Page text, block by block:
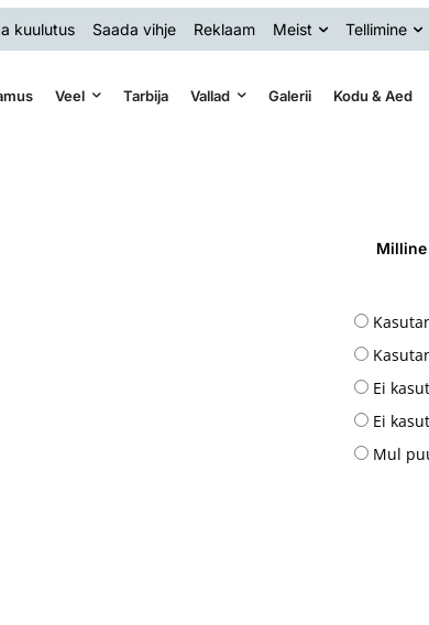
kuulutus Saada vihje Reklaam Meist Tellimine
Veel Tarbija Vallad Galerii Kodu & Aed
Ei
Ei
Mul